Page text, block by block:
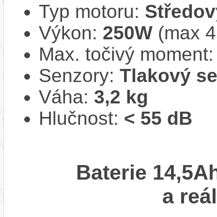
Typ motoru:
Výkon: 250W (max
Max. točivý
Senzory: Tlakový
Váha: 3,2 kg
Hlučnost: < 55 dB
Baterie
a